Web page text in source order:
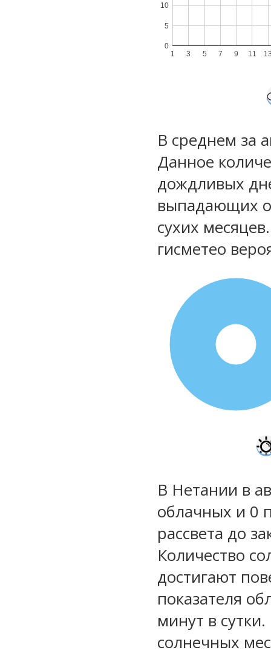
1 3 5 7 9 11
0
5
10
В среднем за
Данное
дождливых
выпадающих
сухих
гисметео
В Нетании в
облачных и 0
рассвета до
Количество
достигают
показателя
минут в
солнечных